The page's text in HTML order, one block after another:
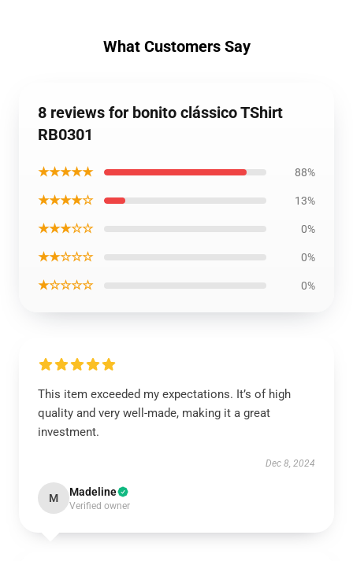
What Customers Say
8 reviews for bonito clássico TShirt
RB0301
★★★★★ 88%
★★★★☆ 13%
★★★☆☆ 0%
★★☆☆☆ 0%
★☆☆☆☆ 0%
This item exceeded my expectations. It’s of high
quality and very well-made, making it a great
investment.
Dec 8, 2024
M Madeline
Verified owner